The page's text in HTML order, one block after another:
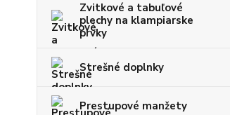
Zvitkové a tabuľové
plechy na klampiarske
prvky
Strešné doplnky
Prestupové manžety